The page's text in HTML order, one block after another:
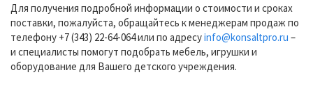
Для получения подробной информации о стоимости и сроках
поставки, пожалуйста, обращайтесь к менеджерам продаж по
телефону +7 (343) 22-64-064 или по адресуinfo@konsaltpro.ru –
и специалисты помогут подобрать мебель, игрушки и
оборудование для Вашего детского учреждения.